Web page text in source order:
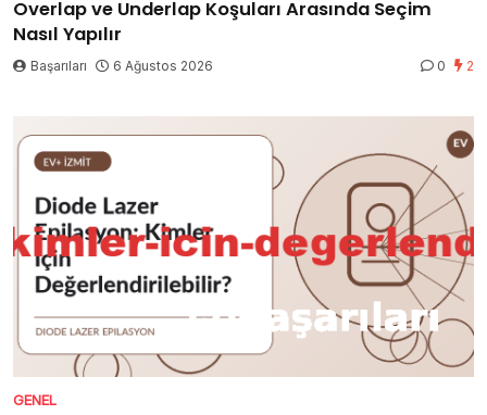
Overlap ve Underlap Koşuları Arasında Seçim
Nasıl Yapılır
Başarıları 6 Ağustos 2026 0 2
GENEL